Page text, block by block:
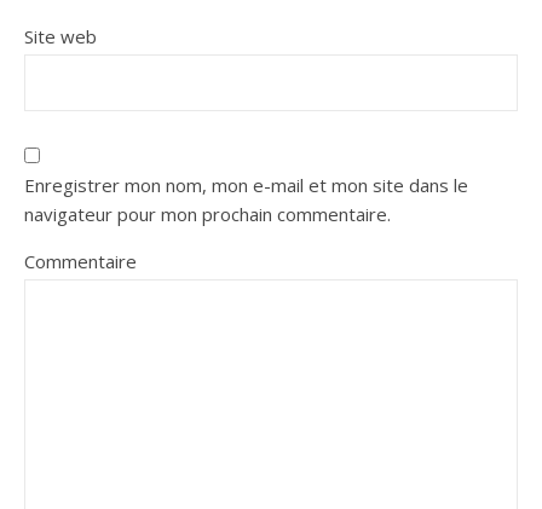
Site web
Enregistrer mon nom, mon e-mail et mon site dans le
navigateur pour mon prochain commentaire.
Commentaire